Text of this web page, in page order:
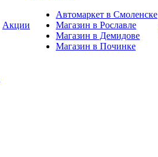
Акции
Автомаркет в Смоленске
Магазин в Рославле
Магазин в Демидове
Магазин в Починке